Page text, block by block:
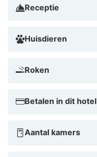
Receptie
Huisdieren
Roken
Betalen in dit hotel
Aantal kamers